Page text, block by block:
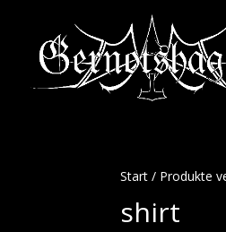
Start / Produkte
shirt